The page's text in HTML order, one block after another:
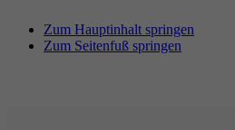
Zum Hauptinhalt springen
Zum Seitenfuß springen